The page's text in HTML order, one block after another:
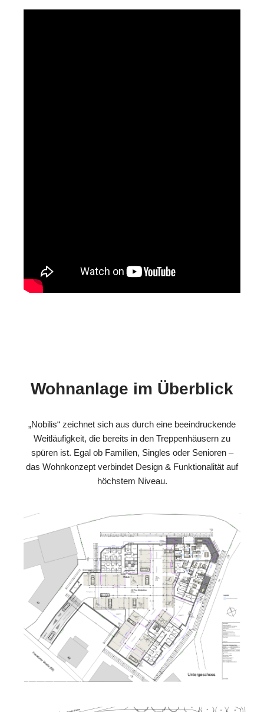
Wohnanlage im Überblick
„Nobilis“ zeichnet sich aus durch eine beeindruckende
Weitläufigkeit, die bereits in den Treppenhäusern zu
spüren ist. Egal ob Familien, Singles oder Senioren –
das Wohnkonzept verbindet Design & Funktionalität auf
höchstem Niveau.